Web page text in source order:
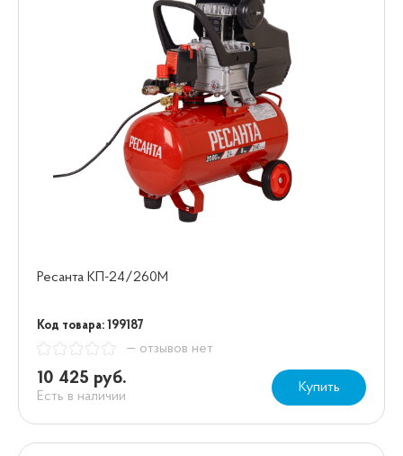
Ресанта КП-24/260М
Код товара: 199187
— отзывов нет
10 425 руб.
Есть в наличии
Купить